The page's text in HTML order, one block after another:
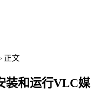
正文
装和运行VLC媒